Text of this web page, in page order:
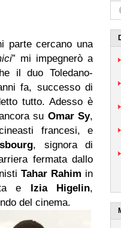
parte cercano una
” mi impegnerò a
il duo Toledano-
fa, successo di
tutto. Adesso è
su Omar Sy,
francesi, e
, signora di
fermata dallo
Tahar Rahim in
e Izia Higelin,
del cinema.